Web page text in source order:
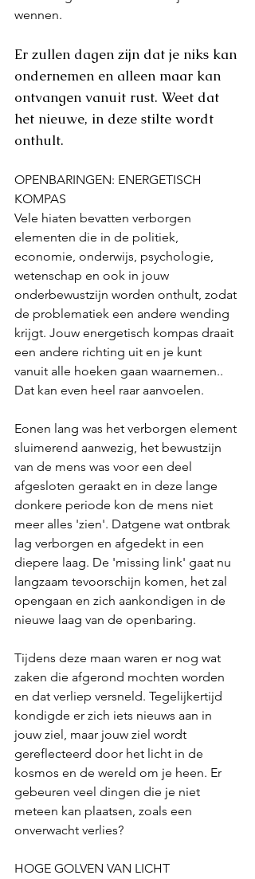
wennen.
Er zullen dagen zijn dat je niks kan
ondernemen en alleen maar kan
ontvangen vanuit rust. Weet dat
het nieuwe, in deze stilte wordt
onthult.
OPENBARINGEN: ENERGETISCH
KOMPAS
Vele hiaten bevatten verborgen
elementen die in de politiek,
economie, onderwijs, psychologie,
wetenschap en ook in jouw
onderbewustzijn worden onthult, zodat
de problematiek een andere wending
krijgt. Jouw energetisch kompas draait
een andere richting uit en je kunt
vanuit alle hoeken gaan waarnemen..
Dat kan even heel raar aanvoelen.
Eonen lang was het verborgen element
sluimerend aanwezig, het bewustzijn
van de mens was voor een deel
afgesloten geraakt en in deze lange
donkere periode kon de mens niet
meer alles 'zien'. Datgene wat ontbrak
lag verborgen en afgedekt in een
diepere laag. De 'missing link' gaat nu
langzaam tevoorschijn komen, het zal
opengaan en zich aankondigen in de
nieuwe laag van de openbaring.
Tijdens deze maan waren er nog wat
zaken die afgerond mochten worden
en dat verliep versneld. Tegelijkertijd
kondigde er zich iets nieuws aan in
jouw ziel, maar jouw ziel wordt
gereflecteerd door het licht in de
kosmos en de wereld om je heen. Er
gebeuren veel dingen die je niet
meteen kan plaatsen, zoals een
onverwacht verlies?
HOGE GOLVEN VAN LICHT